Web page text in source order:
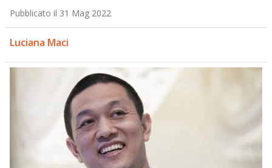
Pubblicato il 31 Mag 2022
Luciana Maci